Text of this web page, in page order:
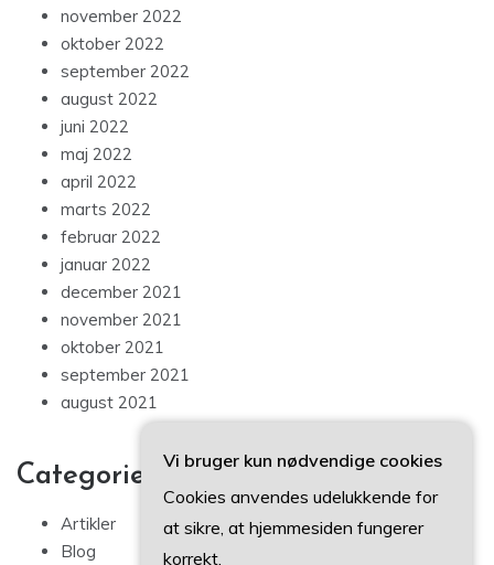
november 2022
oktober 2022
september 2022
august 2022
juni 2022
maj 2022
april 2022
marts 2022
februar 2022
januar 2022
december 2021
november 2021
oktober 2021
september 2021
august 2021
Categories
Artikler
Blog
Vi bruger kun nødvendige cookies
Cookies anvendes udelukkende for
at sikre, at hjemmesiden fungerer
korrekt.